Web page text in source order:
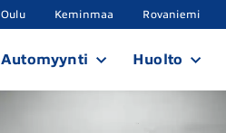
Oulu Keminmaa Rovaniemi
Automyynti Huolto